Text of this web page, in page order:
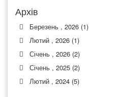
Архів
Березень , 2026 (1)
Лютий , 2026 (1)
Січень , 2026 (2)
Січень , 2025 (2)
Лютий , 2024 (5)